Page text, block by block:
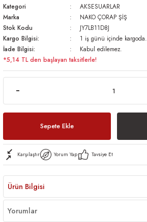
Kategori
AKSESUARLAR
Marka
NAKO ÇORAP ŞİŞ
Stok Kodu
JY7LB11D8J
Kargo Bilgisi:
1 iş günü içinde kargoda.
İade Bilgisi:
Kabul edilemez.
*5,14 TL den başlayan taksitlerle!
Sepete Ekle
Karşılaştır Yorum Yap Tavsiye Et
Ürün Bilgisi
Yorumlar